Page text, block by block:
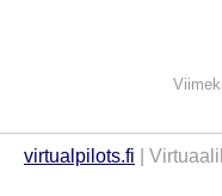
virtualpilots.fi |